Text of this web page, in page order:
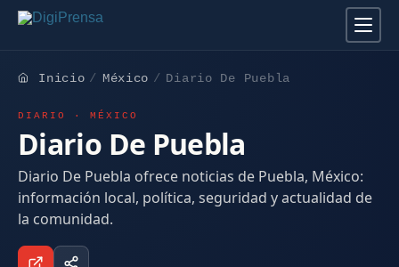
Inicio México Diario De Puebla
DIARIO · MÉXICO
Diario De Puebla
Diario De Puebla ofrece noticias de Puebla, México:
información local, política, seguridad y actualidad de
la comunidad.